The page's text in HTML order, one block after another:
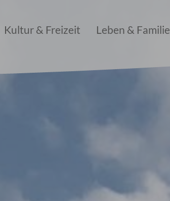
Kultur & Freizeit Leben & Familie